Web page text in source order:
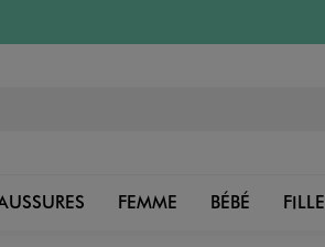
FEMME BÉBÉ FILLE